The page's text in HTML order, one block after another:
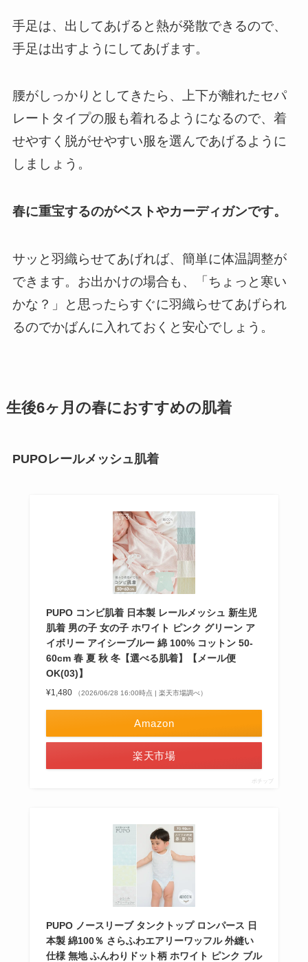
手足は、出してあげると熱が発散できるので、
手足は出すようにしてあげます。
腰がしっかりとしてきたら、上下が離れたセパ
レートタイプの服も着れるようになるので、着
せやすく脱がせやすい服を選んであげるように
しましょう。
春に重宝するのがベストやカーディガンです。
サッと羽織らせてあげれば、簡単に体温調整が
できます。 お出かけの場合も、「ちょっと寒い
かな？」と思ったらすぐに羽織らせてあげられ
るのでかばんに入れておくと安心でしょう。
生後6ヶ月の春におすすめの肌着
PUPOレールメッシュ肌着
PUPO コンビ肌着 日本製 レールメッシュ 新生児
肌着 男の子 女の子 ホワイト ピンク グリーン ア
イボリー アイシーブルー 綿 100% コットン 50-
60cm 春 夏 秋 冬【選べる肌着】【メール便
OK(03)】
¥1,480 （2026/06/28 16:00時点 | 楽天市場調べ）
Amazon
楽天市場
ポチップ
PUPO ノースリーブ タンクトップ ロンパース 日
本製 綿100％ さらふわエアリーワッフル 外縫い
仕様 無地 ふんわりドット柄 ホワイト ピンク ブル